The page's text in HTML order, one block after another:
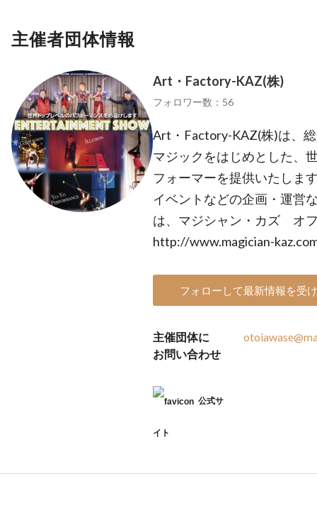
主催者団体情報
Art・Factory-KAZ(株)
フォロワー数：56
Art・Factory-KAZ(株)は、
マジックをはじめとした、
フォーマーを提供いたしま
イベントなどの企画・運営
は、マジシャン・カズ オ
http://www.magician-
フォローして最新情報を受
主催団体に
お問い合わせ
公式サ
イト